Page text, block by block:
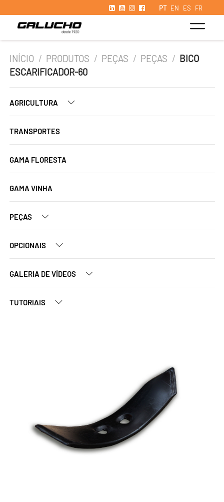
PT EN ES FR
INÍCIO / PRODUTOS / PEÇAS / PEÇAS / BICO
ESCARIFICADOR-60
AGRICULTURA
TRANSPORTES
GAMA FLORESTA
GAMA VINHA
PEÇAS
OPCIONAIS
GALERIA DE VÍDEOS
TUTORIAIS